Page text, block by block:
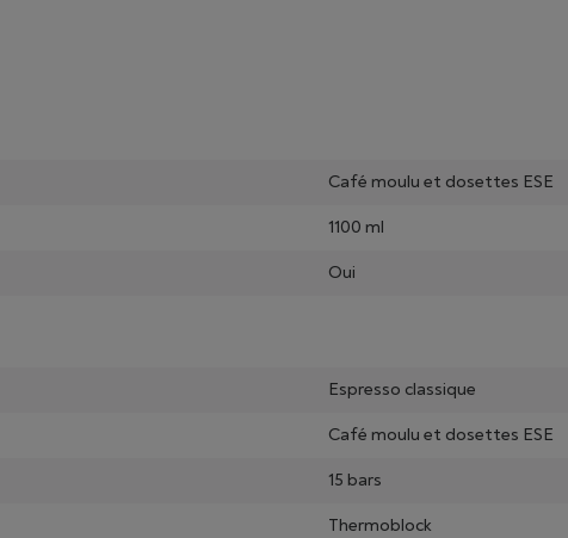
Café moulu et dosettes ESE
1100 ml
Oui
Espresso classique
Café moulu et dosettes ESE
15 bars
Thermoblock